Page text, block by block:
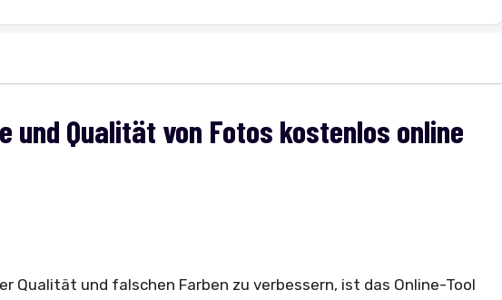
und Qualität von Fotos kostenlos online
Qualität und falschen Farben zu verbessern, ist das Online-Tool